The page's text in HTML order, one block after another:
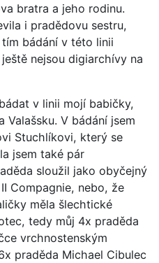
bratra a jeho rodinu.
i pradědovu sestru,
bádání v této linii
nejsou digiarchívy na
v linii mojí babičky,
Valašsku. V bádání jsem
Stuchlíkovi, který se
jsem také pár
sloužil jako obyčejný
Compagnie, nebo, že
měla šlechtické
tedy můj 4x praděda
vrchnostenským
praděda Michael Cibulec